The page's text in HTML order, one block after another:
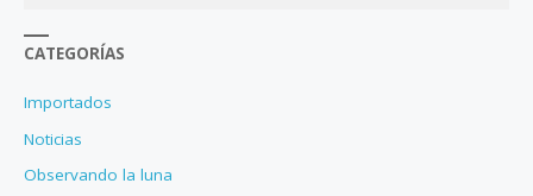
CATEGORÍAS
Importados
Noticias
Observando la luna